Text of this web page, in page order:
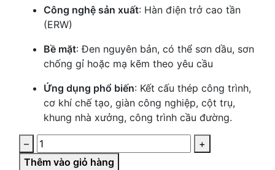
Công nghệ sản xuất: Hàn điện trở cao tần
(ERW)
Bề mặt: Đen nguyên bản, có thể sơn dầu, sơn
chống gỉ hoặc mạ kẽm theo yêu cầu
Ứng dụng phổ biến: Kết cấu thép công trình,
cơ khí chế tạo, giàn công nghiệp, cột trụ,
khung nhà xưởng, công trình cầu đường.
–
+
Thêm vào giỏ hàng